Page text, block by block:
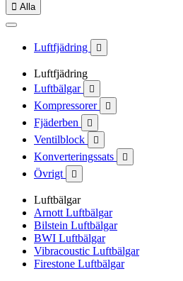
 Alla
Luftfjädring 
Luftfjädring
Luftbälgar

Kompressorer 
Fjäderben 
Ventilblock 
Konverteringssats 
Övrigt 
Luftbälgar
Arnott Luftbälgar
Bilstein Luftbälgar
BWI Luftbälgar
Vibracoustic Luftbälgar
Firestone Luftbälgar